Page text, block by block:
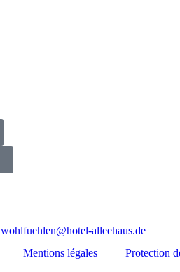
wohlfuehlen@hotel-alleehaus.de
Mentions légales
Protection